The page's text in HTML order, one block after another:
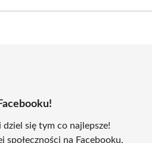
się tym co najlepsze!
społeczności na Facebooku,